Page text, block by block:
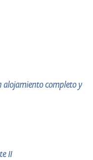
alojamiento completo y
II